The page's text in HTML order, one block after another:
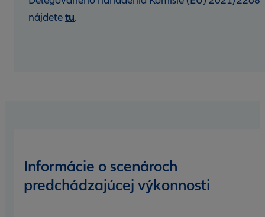
nájdetetu.
Informácie o scenároch
predchádzajúcej výkonnosti